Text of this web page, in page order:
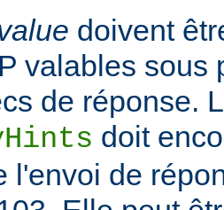
doivent
valables sous
de réponse.
doit
l'envoi de